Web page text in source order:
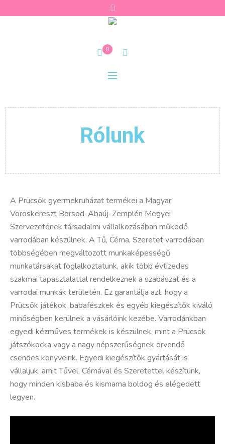
0
Rólunk
A Prücsök gyermekruházat termékei a Magyar
Vöröskereszt Borsod-Abaúj-Zemplén Megyei
Szervezetének társadalmi vállalkozásában működő
varrodában készülnek. A Tű, Cérna, Szeretet varrodában
többségében megváltozott munkaképességű
munkatársakat foglalkoztatunk, akik több évtizedes
szakmai tapasztalattal rendelkeznek a szabászat és a
varrodai munkák területén. Ez garantálja azt, hogy a
Prücsök játékok, babafészkek és egyéb kiegészítők kiváló
minőségben kerülnek a vásárlóink kezébe. Varrodánkban
egyedi kézműves termékek is készülnek, mint a Prücsök
játszókocka vagy a nagy népszerűségnek örvendő
csendes könyveink. Egyedi kiegészítők gyártását is
vállaljuk, amit Tűvel, Cérnával és Szeretettel készítünk,
hogy minden kisbaba és kismama boldog és elégedett
legyen.